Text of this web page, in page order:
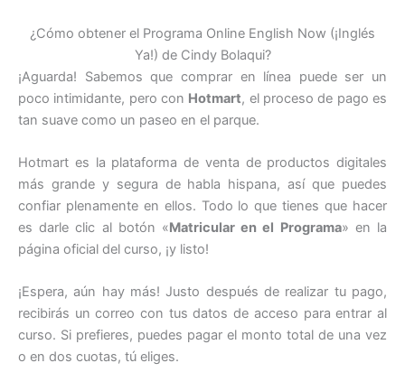
¿Cómo obtener el Programa Online English Now (¡Inglés
Ya!) de Cindy Bolaqui?
¡Aguarda! Sabemos que comprar en línea puede ser un
poco intimidante, pero con Hotmart, el proceso de pago es
tan suave como un paseo en el parque.
Hotmart es la plataforma de venta de productos digitales
más grande y segura de habla hispana, así que puedes
confiar plenamente en ellos. Todo lo que tienes que hacer
es darle clic al botón «Matricular en el Programa» en la
página oficial del curso, ¡y listo!
¡Espera, aún hay más! Justo después de realizar tu pago,
recibirás un correo con tus datos de acceso para entrar al
curso. Si prefieres, puedes pagar el monto total de una vez
o en dos cuotas, tú eliges.